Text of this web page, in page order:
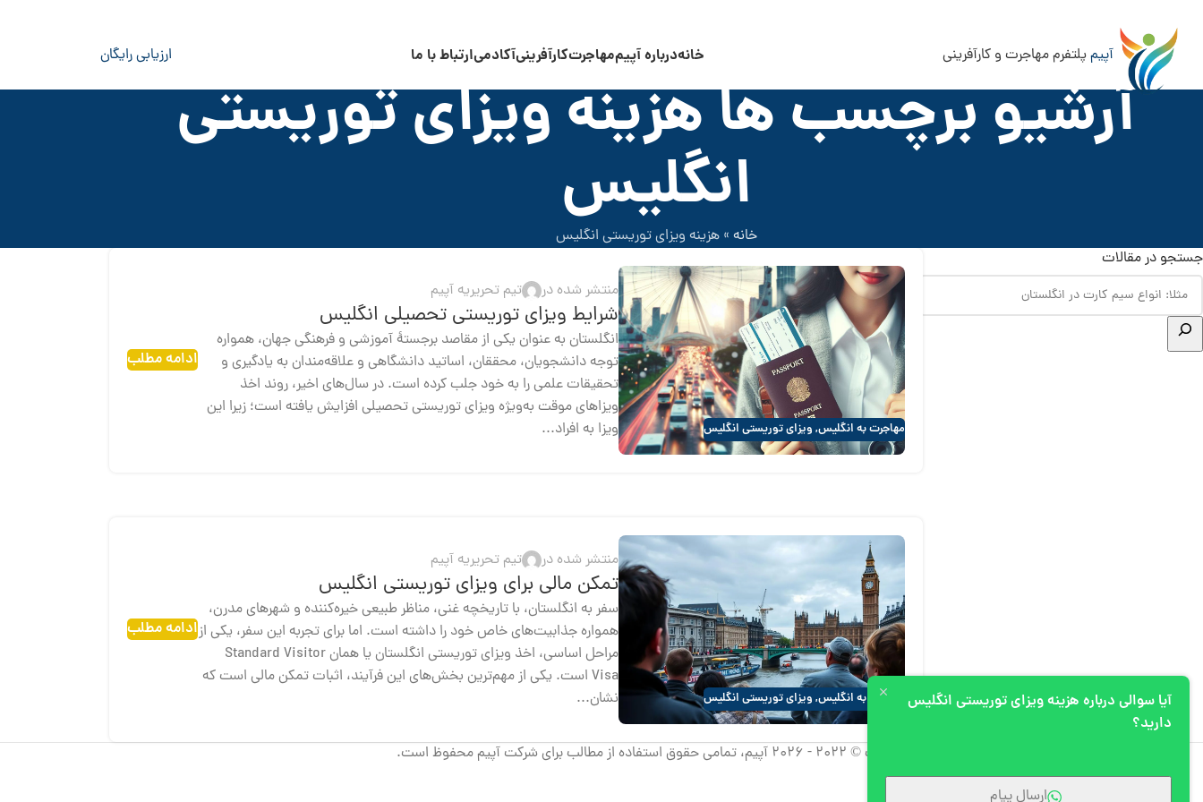
آپیمپلتفرم مهاجرت و کارآفرینی خانهدرباره آپیممهاجرتکارآفرینیآکادمیارتباط با ما ارزیابی رایگان
آرشیو برچسب ها هزینه ویزای توریستی
انگلیس
خانه »هزینه ویزای توریستی انگلیس
جستجو در مقالات
مهاجرت به انگلیس, ویزای توریستی انگلیس
منتشر شده در تیم تحریریه آپیم
شرایط ویزای توریستی تحصیلی انگلیس
انگلستان به عنوان یکی از مقاصد برجستهٔ آموزشی و فرهنگی جهان، همواره
توجه دانشجویان، محققان، اساتید دانشگاهی و علاقه‌مندان به یادگیری و
تحقیقات علمی را به خود جلب کرده است. در سال‌های اخیر، روند اخذ
ویزاهای موقت به‌ویژه ویزای توریستی تحصیلی افزایش یافته است؛ زیرا این
ویزا به افراد...
ادامه مطلب
مهاجرت به انگلیس, ویزای توریستی انگلیس
منتشر شده در تیم تحریریه آپیم
تمکن مالی برای ویزای توریستی انگلیس
سفر به انگلستان، با تاریخچه غنی، مناظر طبیعی خیره‌کننده و شهرهای مدرن،
همواره جذابیت‌های خاص خود را داشته است. اما برای تجربه این سفر، یکی از
مراحل اساسی، اخذ ویزای توریستی انگلستان یا همان Standard Visitor
Visa است. یکی از مهم‌ترین بخش‌های این فرآیند، اثبات تمکن مالی است که
نشان...
ادامه مطلب
کپی رایت © 2022 - 2026 آپیم، تمامی حقوق استفاده از مطالب برای شرکت آپیم محفوظ است.
آیا سوالی درباره هزینه ویزای توریستی انگلیس
دارید؟
ارسال پیام